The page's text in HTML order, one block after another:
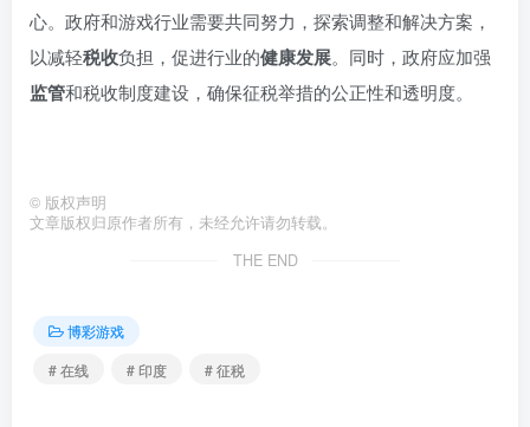
心。政府和游戏行业需要共同努力，探索调整和解决方案，
以减轻税收负担，促进行业的健康发展。同时，政府应加强
监管和税收制度建设，确保征税举措的公正性和透明度。
© 版权声明
文章版权归原作者所有，未经允许请勿转载。
THE END
博彩游戏
# 在线
# 印度 # 征税